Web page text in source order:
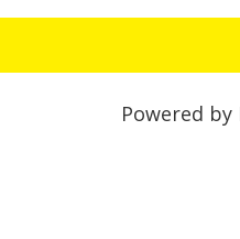
Powered by